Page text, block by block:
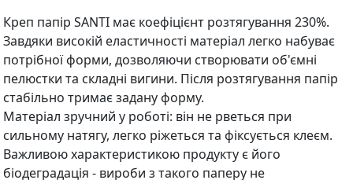
Креп папір SANTI має коефіцієнт розтягування 230%.
Завдяки високій еластичності матеріал легко набуває
потрібної форми, дозволяючи створювати об'ємні
пелюстки та складні вигини. Після розтягування папір
стабільно тримає задану форму.
Матеріал зручний у роботі: він не рветься при
сильному натягу, легко ріжеться та фіксується клеєм.
Важливою характеристикою продукту є його
біодеградація - вироби з такого паперу не